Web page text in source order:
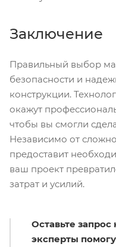
Заключение
Правильный выбор
безопасности и
конструкции.
окажут
чтобы вы смогли
Независимо от
предоставит
ваш проект
затрат и усилий.
Оставьте
эксперты